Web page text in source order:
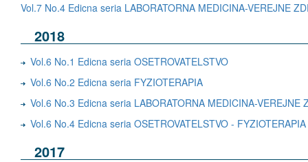
Vol.7 No.4 Edicna seria LABORATORNA MEDICINA-VEREJNE
2018
Vol.6 No.1 Edicna seria OSETROVATELSTVO
Vol.6 No.2 Edicna seria FYZIOTERAPIA
Vol.6 No.3 Edicna seria LABORATORNA MEDICINA-VEREJNE
Vol.6 No.4 Edicna seria OSETROVATELSTVO - FYZIOTERAPIA
2017